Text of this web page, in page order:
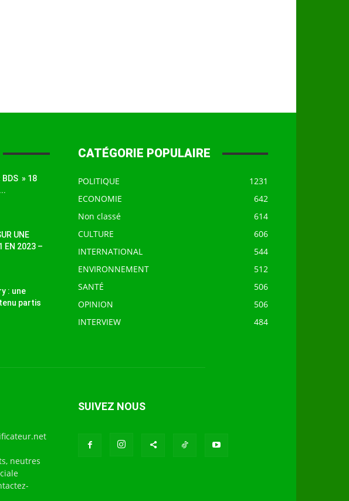
BDS » 18
UNE
EN 2023 –
: une
partis
CATÉGORIE POPULAIRE
POLITIQUE
1231
ECONOMIE
642
Non classé
614
CULTURE
606
INTERNATIONAL
544
ENVIRONNEMENT
512
SANTÉ
506
OPINION
506
INTERVIEW
484
neutres
SUIVEZ NOUS